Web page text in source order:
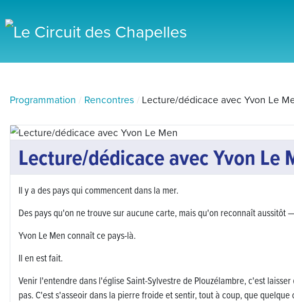
Programmation Rencontres Lecture/dédicace avec Yvon Le
Lecture/dédicace avec Yvon Le
Il y a des pays qui commencent dans la mer.
Des pays qu'on ne trouve sur aucune carte, mais qu'on reconnaît
Yvon Le Men connaît ce pays-là.
Il en est fait.
Venir l'entendre dans l'église Saint-Sylvestre de Plouzélambre, c'est
pas. C'est s'asseoir dans la pierre froide et sentir, tout à coup, que